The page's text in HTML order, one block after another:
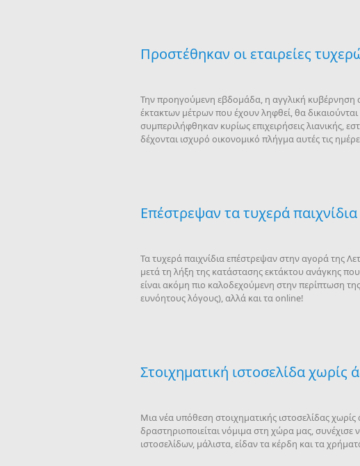
Προστέθηκαν οι εταιρείες
Την προηγούμενη εβδομάδα, η αγγλική κυβέρνηση
έκτακτων μέτρων που έχουν ληφθεί, θα δικαιούνται
συμπεριλήφθηκαν κυρίως επιχειρήσεις λιανικής,
δέχονται ισχυρό οικονομικό πλήγμα αυτές τις
Επέστρεψαν τα τυχερά
Τα τυχερά παιχνίδια επέστρεψαν στην αγορά της
μετά τη λήξη της κατάστασης εκτάκτου ανάγκης
είναι ακόμη πιο καλοδεχούμενη στην περίπτωση
ευνόητους λόγους), αλλά και τα online!
Στοιχηματική ιστοσελίδα
Μια νέα υπόθεση στοιχηματικής ιστοσελίδας
δραστηριοποιείται νόμιμα στη χώρα μας, συνέχισε
ιστοσελίδων, μάλιστα, είδαν τα κέρδη και τα